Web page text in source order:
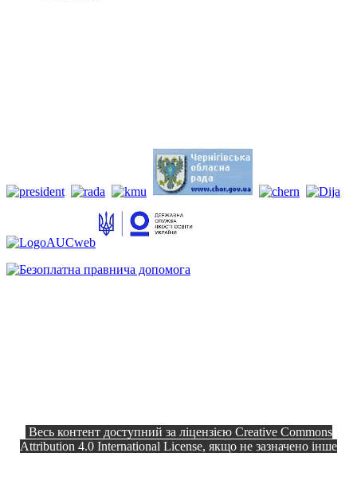
Весь контент доступний за ліцензією Creative Commons
Attribution 4.0 International License, якщо не зазначено інше